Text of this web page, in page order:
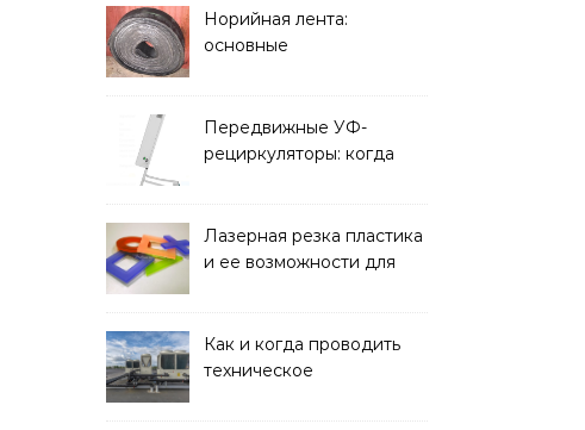
Норийная лента:
основные
и советы по выбору
Передвижные УФ-
рециркуляторы: когда
Лазерная резка пластика
и ее возможности для
Как и когда проводить
техническое